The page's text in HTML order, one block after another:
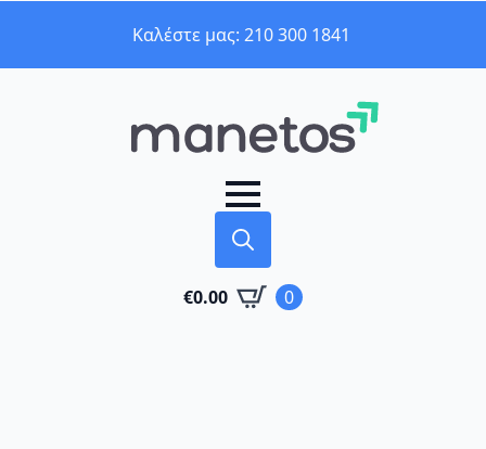
Καλέστε μας: 210 300 1841
for:
€0.00 0